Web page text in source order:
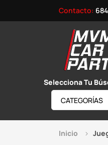
Contacto:
Selecciona Tu
Inicio